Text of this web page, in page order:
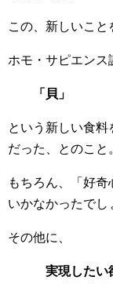
この、新しいこ
ホモ・サピエンス
「貝」
という新しい食料
だった、とのこと
もちろん、「好
いかなかったでし
その他に、
実現したい